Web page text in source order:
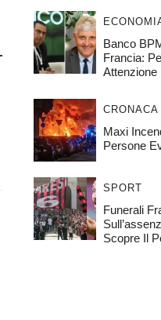
Banco
Francia:
Attenzione
CRONACA
Maxi
Persone
SPORT
Funerali
Scopre Il